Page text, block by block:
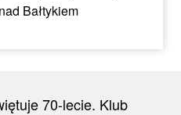
Bałtykiem
70-lecie. Klub